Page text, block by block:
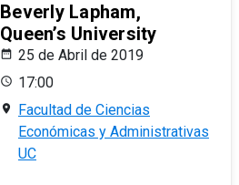
Beverly Lapham,
Queen’s University
25 de Abril de 2019
17:00
Facultad de Ciencias
Económicas y Administrativas
UC